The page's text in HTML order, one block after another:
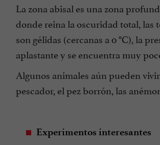
La zona abisal es una zona
donde reina la oscuridad total, las
son gélidas (cercanas a 0 °C), la
aplastante y se encuentra muy
Algunos animales aún pueden
pescador, el pez borrón, las
Experimentos interesantes